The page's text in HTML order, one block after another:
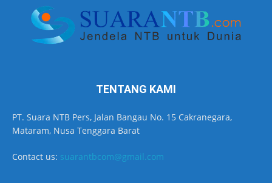
TENTANG KAMI
PT. Suara NTB Pers, Jalan Bangau No. 15 Cakranegara,
Mataram, Nusa Tenggara Barat
Contact us: suarantbcom@gmail.com